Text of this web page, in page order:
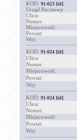
KOD: 91-023 [id]
Urząd Pocztowy:
Ulica:
Numer:
Miejscowość:
Powiat:
Woj:
KOD: 91-024 [id]
Ulica:
Numer:
Miejscowość:
Powiat:
Woj:
KOD: 91-024 [id]
Ulica:
Numer:
Miejscowość:
Powiat:
Woj: